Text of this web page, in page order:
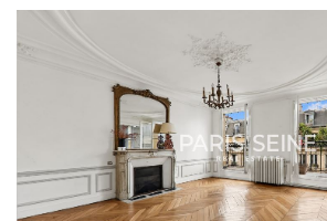
Saint-Roch - PARIS 1 Agence Cherche-Midi -
- PARIS 6 Agence Sèvres/Vaneau - 85
Agence Rennes/Saint-Germain - 83 rue
Agence Champ de Mars - 38 avenue de la
(ACHAT - VENTE - LOCATION -
ÉVALUATION OFFERTE SOUS 24 H).